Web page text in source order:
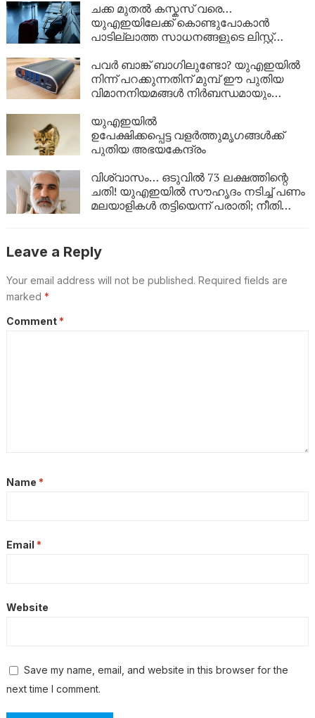
ചക്ക മുതൽ കസ്കസ് വരെ…
യുഎഇയിലേക്ക് കൊണ്ടുപോകാൻ
പാടില്ലാത്ത സാധനങ്ങളുടെ ലിസ്റ്റ്
പവർ ബാങ്ക് ബാഗിലുണ്ടോ? യുഎഇയിൽ
നിന്ന് പറക്കുന്നതിന് മുമ്പ് ഈ പുതിയ
വിമാനനിയമങ്ങൾ നിർബന്ധമായും
യുഎഇയിൽ
ഉപേക്ഷിക്കപ്പെട്ട വളർത്തുമൃഗങ്ങൾക്ക്
പുതിയ അഭയകേന്ദ്രം
വിശ്വാസം… ഒടുവിൽ 73 ലക്ഷത്തിന്റെ
ചതി! യുഎഇയിൽ സൗഹൃദം നടിച്ച് പണം
മലയാളികൾ തട്ടിയെന്ന് പരാതി; നീതി
Leave a Reply
Your email address will not be published. Required fields are
marked *
Comment *
Name *
Email *
Website
Save my name, email, and website in this browser for the
next time I comment.